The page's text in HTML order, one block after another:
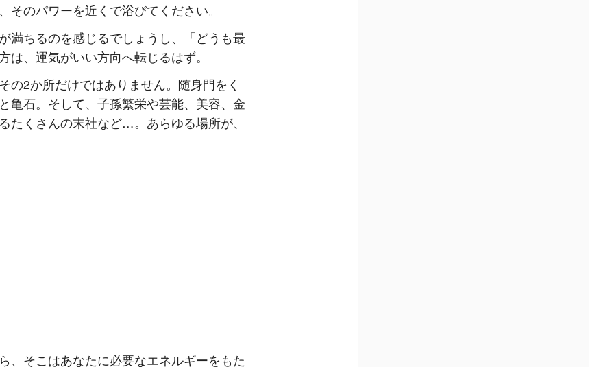
のパワーを近くで浴びてください。
満ちるのを感じるでしょうし、「どうも最
、運気がいい方向へ転じるはず。
の2か所だけではありません。随身門をく
亀石。そして、子孫繁栄や芸能、美容、金
たくさんの末社など…。あらゆる場所が、
、そこはあなたに必要なエネルギーをもた